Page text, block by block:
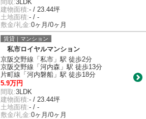
間取:3LDK
建物面積:- / 23.44坪
土地面積:- / -
敷金/礼金:0ヶ月/0ヶ月
賃貸｜マンション
私市ロイヤルマンション
京阪交野線「私市」駅 徒歩2分
京阪交野線「河内森」駅 徒歩13分
片町線「河内磐船」駅 徒歩18分
5.9万円
間取:3LDK
建物面積:- / 23.44坪
土地面積:- / -
敷金/礼金:0ヶ月/0ヶ月